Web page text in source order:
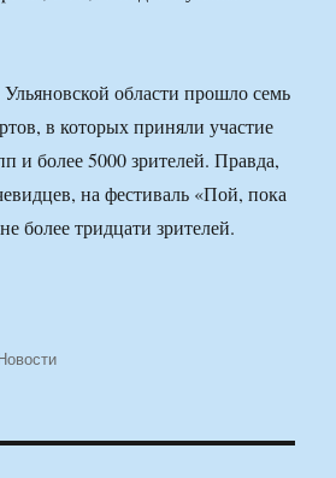
области прошло семь
в которых приняли участие
и более 5000 зрителей. Правда,
на фестиваль «Пой, пока
более тридцати зрителей.